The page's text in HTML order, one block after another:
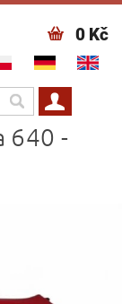
0 Kč
640 -